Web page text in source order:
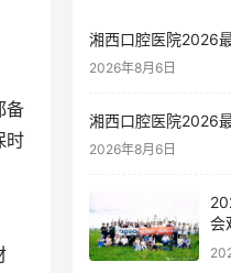
备
时
湘西口腔医院2026
2026年8月6日
湘西口腔医院2026
2026年8月6日
会